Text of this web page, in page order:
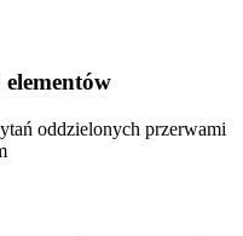
oddzielonych przerwami